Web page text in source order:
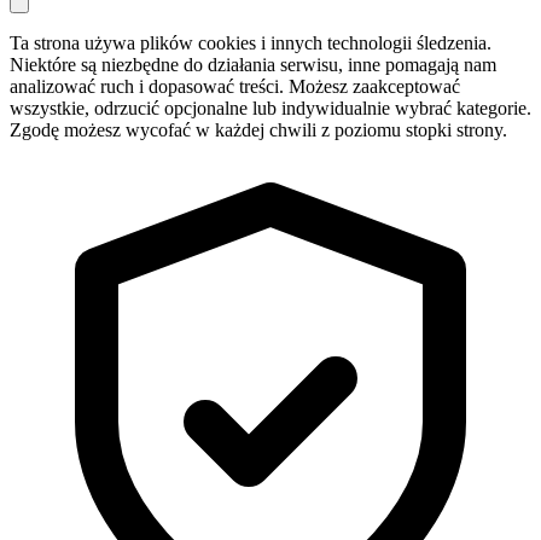
Ta strona używa plików cookies i innych technologii śledzenia.
Niektóre są niezbędne do działania serwisu, inne pomagają nam
analizować ruch i dopasować treści. Możesz zaakceptować
wszystkie, odrzucić opcjonalne lub indywidualnie wybrać kategorie.
Zgodę możesz wycofać w każdej chwili z poziomu stopki strony.